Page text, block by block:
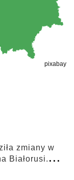
pixabay
zmiany w
Białorusi....